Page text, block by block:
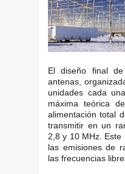
El diseño final
antenas,
unidades cada
máxima teórica
alimentación total
transmitir en un
2,8 y 10 MHz.
las emisiones de
las frecuencias